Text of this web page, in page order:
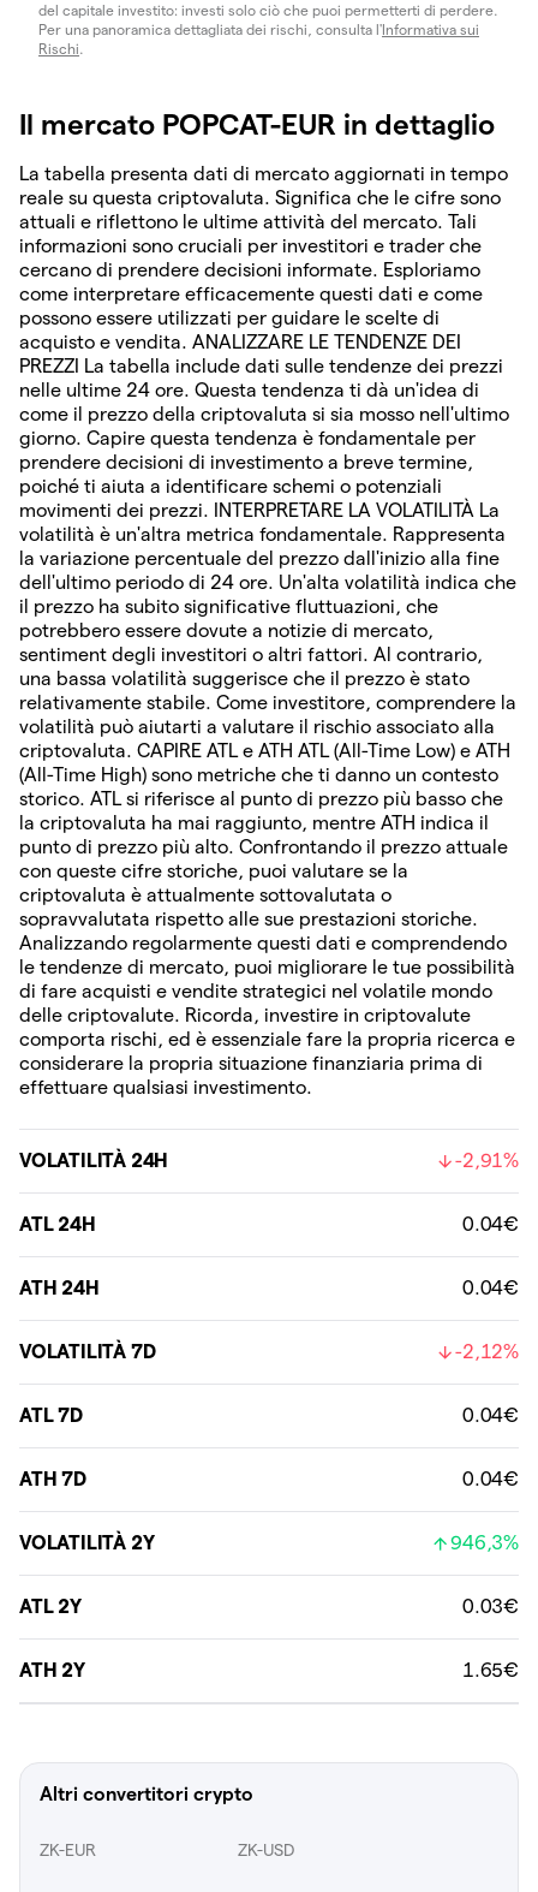
del capitale investito: investi solo ciò che puoi permetterti di perdere.
Per una panoramica dettagliata dei rischi, consulta l'Informativa sui
Rischi.
Il mercato POPCAT-EUR in dettaglio
La tabella presenta dati di mercato aggiornati in tempo
reale su questa criptovaluta. Significa che le cifre sono
attuali e riflettono le ultime attività del mercato. Tali
informazioni sono cruciali per investitori e trader che
cercano di prendere decisioni informate. Esploriamo
come interpretare efficacemente questi dati e come
possono essere utilizzati per guidare le scelte di
acquisto e vendita. ANALIZZARE LE TENDENZE DEI
PREZZI La tabella include dati sulle tendenze dei prezzi
nelle ultime 24 ore. Questa tendenza ti dà un'idea di
come il prezzo della criptovaluta si sia mosso nell'ultimo
giorno. Capire questa tendenza è fondamentale per
prendere decisioni di investimento a breve termine,
poiché ti aiuta a identificare schemi o potenziali
movimenti dei prezzi. INTERPRETARE LA VOLATILITÀ La
volatilità è un'altra metrica fondamentale. Rappresenta
la variazione percentuale del prezzo dall'inizio alla fine
dell'ultimo periodo di 24 ore. Un'alta volatilità indica che
il prezzo ha subito significative fluttuazioni, che
potrebbero essere dovute a notizie di mercato,
sentiment degli investitori o altri fattori. Al contrario,
una bassa volatilità suggerisce che il prezzo è stato
relativamente stabile. Come investitore, comprendere la
volatilità può aiutarti a valutare il rischio associato alla
criptovaluta. CAPIRE ATL e ATH ATL (All-Time Low) e ATH
(All-Time High) sono metriche che ti danno un contesto
storico. ATL si riferisce al punto di prezzo più basso che
la criptovaluta ha mai raggiunto, mentre ATH indica il
punto di prezzo più alto. Confrontando il prezzo attuale
con queste cifre storiche, puoi valutare se la
criptovaluta è attualmente sottovalutata o
sopravvalutata rispetto alle sue prestazioni storiche.
Analizzando regolarmente questi dati e comprendendo
le tendenze di mercato, puoi migliorare le tue possibilità
di fare acquisti e vendite strategici nel volatile mondo
delle criptovalute. Ricorda, investire in criptovalute
comporta rischi, ed è essenziale fare la propria ricerca e
considerare la propria situazione finanziaria prima di
effettuare qualsiasi investimento.
VOLATILITÀ 24H -2,91%
ATL 24H 0.04€
ATH 24H 0.04€
VOLATILITÀ 7D -2,12%
ATL 7D 0.04€
ATH 7D 0.04€
VOLATILITÀ 2Y 946,3%
ATL 2Y 0.03€
ATH 2Y 1.65€
Altri convertitori crypto
ZK-EUR ZK-USD